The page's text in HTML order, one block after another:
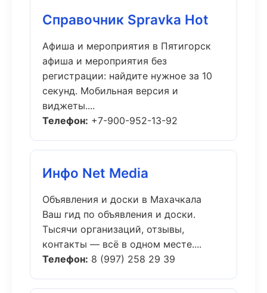
Справочник Spravka Hot
Афиша и мероприятия в Пятигорск
афиша и мероприятия без
регистрации: найдите нужное за 10
секунд. Мобильная версия и
виджеты....
Телефон: +7-900-952-13-92
Инфо Net Media
Объявления и доски в Махачкала
Ваш гид по объявления и доски.
Тысячи организаций, отзывы,
контакты — всё в одном месте....
Телефон: 8 (997) 258 29 39